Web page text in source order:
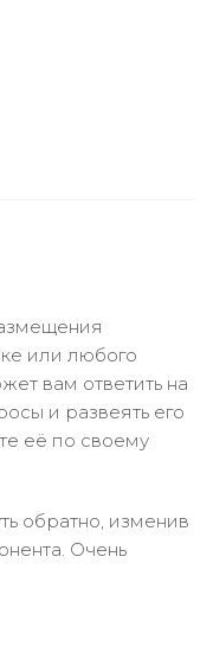
или любого
вам ответить на
и развеять его
её по своему
обратно, изменив
Очень